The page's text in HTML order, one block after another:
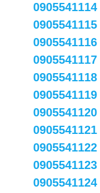
0905541114
0905541115
0905541116
0905541117
0905541118
0905541119
0905541120
0905541121
0905541122
0905541123
0905541124